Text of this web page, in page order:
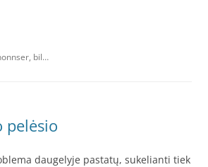
bil…
pelėsio
daugelyje pastatų, sukelianti tiek